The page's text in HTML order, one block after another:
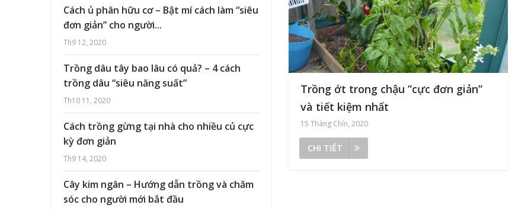
Trồng ớt trong chậu ”cực đơn giản”
và tiết kiệm nhất
15 Tháng Chín, 2020
CHI TIẾT
Cách ủ phân hữu cơ – Bật mí cách làm “siêu
đơn giản” cho người...
Th9 12, 2020
Trồng dâu tây bao lâu có quả? – 4 cách
trồng dâu “siêu năng suất”
Th10 11, 2020
Cách trồng gừng tại nhà cho nhiều củ cực
kỳ đơn giản
Th9 14, 2020
Cây kim ngân – Hướng dẫn trồng và chăm
sóc cho người mới bắt đầu